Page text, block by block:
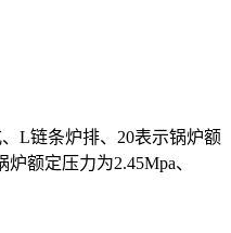
L链条炉排、20表示锅炉额
额定压力为2.45Mpa、